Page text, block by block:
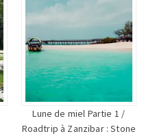
Lune de miel Partie 1 /
Roadtrip à Zanzibar : Stone